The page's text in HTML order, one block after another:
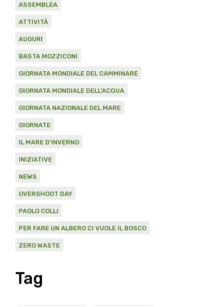
ASSEMBLEA
ATTIVITÀ
AUGURI
BASTA MOZZICONI
GIORNATA MONDIALE DEL CAMMINARE
GIORNATA MONDIALE DELL'ACQUA
GIORNATA NAZIONALE DEL MARE
GIORNATE
IL MARE D'INVERNO
INIZIATIVE
NEWS
OVERSHOOT DAY
PAOLO COLLI
PER FARE UN ALBERO CI VUOLE IL BOSCO
ZERO WASTE
Tag